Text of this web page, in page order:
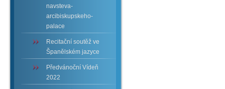
navsteva-
arcibiskupskeho-
palace
Recitační soutěž ve
Španělském jazyce
Předvánoční Vídeň
2022